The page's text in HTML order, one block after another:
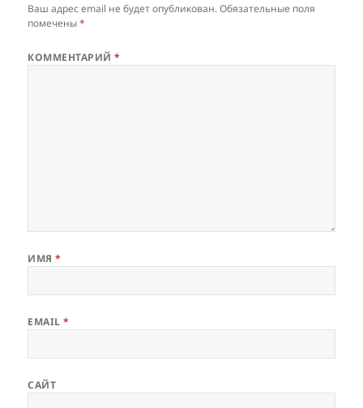
Ваш адрес email не будет опубликован. Обязательные поля
помечены*
КОММЕНТАРИЙ*
ИМЯ*
EMAIL*
САЙТ